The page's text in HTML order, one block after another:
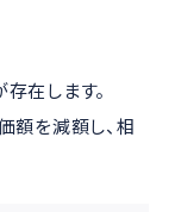
存在します。
額を減額し、相